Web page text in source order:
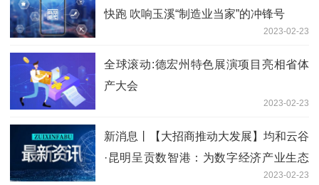
快跑 吹响玉溪“制造业当家”的冲锋号
2023-02-23
全球滚动:德宏州特色展演项目亮相省体
产大会
2023-02-23
新消息丨【大招商推动大发展】均和云谷
·昆明呈贡数智港：为数字经济产业生态
2023-02-23